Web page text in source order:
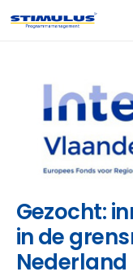
Gezocht:
in de
Nederland